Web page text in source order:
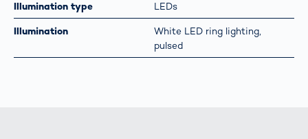
Illumination type LEDs
Illumination
White LED ring lighting,
pulsed